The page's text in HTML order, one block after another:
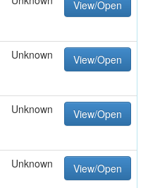
View/Open
Unknown View/Open
Unknown View/Open
Unknown View/Open